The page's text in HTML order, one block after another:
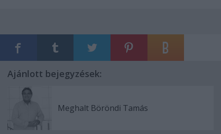
Ajánlott bejegyzések:
Meghalt Böröndi Tamás